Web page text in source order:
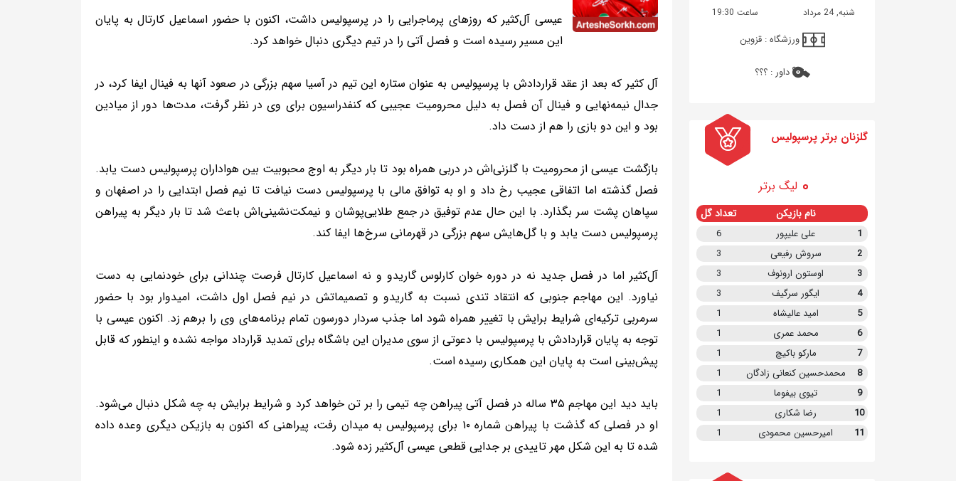
عیسی آل‌کثیر که روزهای پرماجرایی را در پرسپوليس داشت، اکنون با حضور اسماعیل کارتال به پایان
این مسیر رسیده است و فصل آتی را در تیم دیگری دنبال خواهد کرد.
آل کثیر که بعد از عقد قراردادش با پرسپوليس به عنوان ستاره این تیم در آسیا سهم بزرگی در صعود آنها به فینال ایفا کرد، در
جدال نیمه‌نهایی و فینال آن فصل به دلیل محرومیت عجیبی که کنفدراسیون برای وی در نظر گرفت، مدت‌ها دور از میادین
بود و این دو بازی را هم از دست داد.
بازگشت عیسی از محرومیت با گلزنی‌اش در دربی همراه بود تا بار دیگر به اوج محبوبیت بین هواداران پرسپوليس دست یابد.
فصل گذشته اما اتفاقی عجیب رخ داد و او به توافق مالی با پرسپوليس دست نیافت تا نیم فصل ابتدایی را در اصفهان و
سپاهان پشت سر بگذارد. با این حال عدم توفیق در جمع طلایی‌پوشان و نیمکت‌نشینی‌اش باعث شد تا بار دیگر به پیراهن
پرسپوليس دست یابد و با گل‌هایش سهم بزرگی در قهرمانی سرخ‌ها ایفا کند.
آل‌کثیر اما در فصل جدید نه در دوره خوان کارلوس گاریدو و نه اسماعیل کارتال فرصت چندانی برای خودنمایی به دست
نیاورد. این مهاجم جنوبی که انتقاد تندی نسبت به گاریدو و تصمیماتش در نیم فصل اول داشت، امیدوار بود با حضور
سرمربی ترکیه‌ای شرایط برایش با تغییر همراه شود اما جذب سردار دورسون تمام برنامه‌های وی را برهم زد. اکنون عیسی با
توجه به پایان قراردادش با پرسپوليس با دعوتی از سوی مدیران این باشگاه برای تمدید قرارداد مواجه نشده و اینطور که قابل
پیش‌بینی است به پایان این همکاری رسیده است.
باید دید این مهاجم ۳۵ ساله در فصل آتی پیراهن چه تیمی را بر تن خواهد کرد و شرایط برایش به چه شکل دنبال می‌شود.
او در فصلی که گذشت با پیراهن شماره ۱۰ برای پرسپوليس به میدان رفت، پیراهنی که اکنون به بازیکن دیگری وعده داده
شده تا به این شکل مهر تاییدی بر جدایی قطعی عیسی آل‌کثیر زده شود.
شنبه, 24 مرداد ساعت 19:30
ورزشگاه :قزوین
داور :؟؟؟
گلزنان برتر پرسپولیس
لیگ برتر
نام بازیکن تعداد گل
1 علی علیپور
6
2
سروش رفیعی
3
3
اوستون ارونوف
3
4
ایگور سرگیف
3
5
امید عالیشاه
1
6
محمد عمری
1
7
مارکو باکیچ
1
8
محمدحسین کنعانی زادگان
1
9
تیوی بیفوما
1
10
رضا شکاری
1
11
امیرحسین محمودی 1